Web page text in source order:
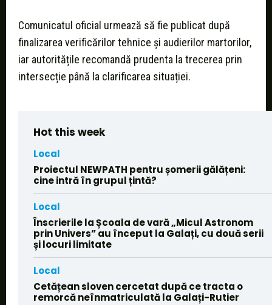
Comunicatul oficial urmează să fie publicat după
finalizarea verificărilor tehnice și audierilor martorilor,
iar autoritățile recomandă prudenta la trecerea prin
intersecție până la clarificarea situației.
Hot this week
Local
Proiectul NEWPATH pentru șomerii gălățeni:
cine intră în grupul țintă?
Local
Înscrierile la Școala de vară „Micul Astronom
prin Univers” au început la Galați, cu două serii
și locuri limitate
Local
Cetățean sloven cercetat după ce tracta o
remorcă neînmatriculată la Galați-Rutier